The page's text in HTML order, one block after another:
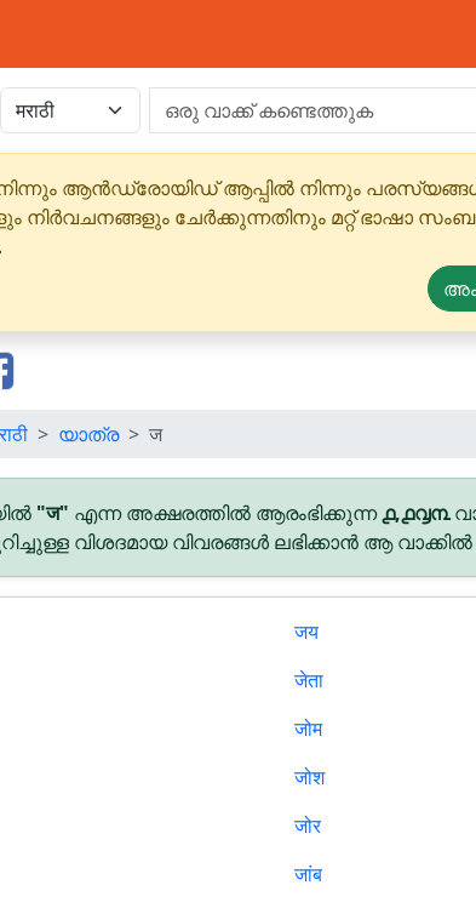
ആൻഡ്രോയിഡ് ആപ്പിൽ നിന്നും
നിർവചനങ്ങളും ചേർക്കുന്നതിനും മറ്റ് ഭാഷാ
യാത്ര ज
"ज" എന്ന അക്ഷരത്തിൽ ആരംഭിക്കുന്ന൧,൧൮൩
വിശദമായ വിവരങ്ങൾ ലഭിക്കാൻ ആ
जय
जेता
जोम
जोश
जोर
जांब